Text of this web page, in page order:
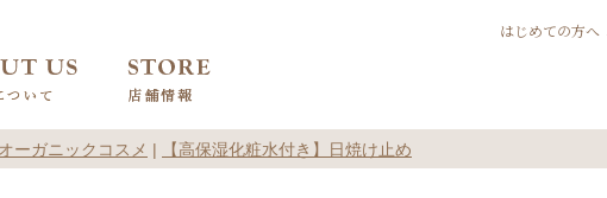
はじめての方へ
ーガニックコスメ | 【高保湿化粧水付き】日焼け止め